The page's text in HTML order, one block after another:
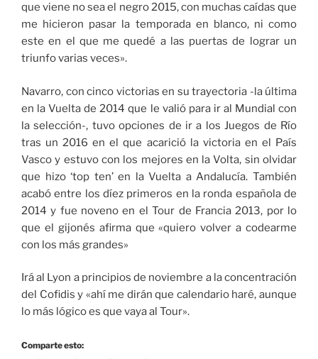
que viene no sea el negro 2015, con muchas caídas que
me hicieron pasar la temporada en blanco, ni como
este en el que me quedé a las puertas de lograr un
triunfo varias veces».
Navarro, con cinco victorias en su trayectoria -la última
en la Vuelta de 2014 que le valió para ir al Mundial con
la selección-, tuvo opciones de ir a los Juegos de Río
tras un 2016 en el que acarició la victoria en el País
Vasco y estuvo con los mejores en la Volta, sin olvidar
que hizo ‘top ten’ en la Vuelta a Andalucía. También
acabó entre los díez primeros en la ronda española de
2014 y fue noveno en el Tour de Francia 2013, por lo
que el gijonés afirma que «quiero volver a codearme
con los más grandes»
Irá al Lyon a principios de noviembre a la concentración
del Cofidis y «ahí me dirán que calendario haré, aunque
lo más lógico es que vaya al Tour».
Comparte esto: